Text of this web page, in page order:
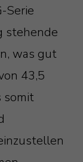
Serie
stehende
was gut
43,5
somit